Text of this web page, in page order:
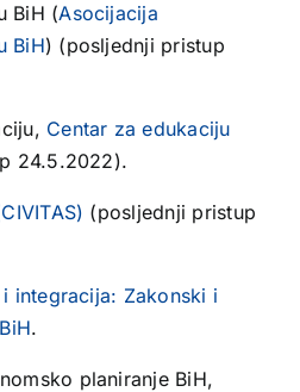
BiH (Asocijacija
BiH) (posljednji pristup
Centar za edukaciju
24.5.2022).
(posljednji pristup
integracija: Zakonski i
.
planiranje BiH,